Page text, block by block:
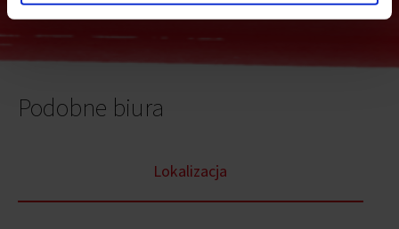
Podobne biura
Lokalizacja